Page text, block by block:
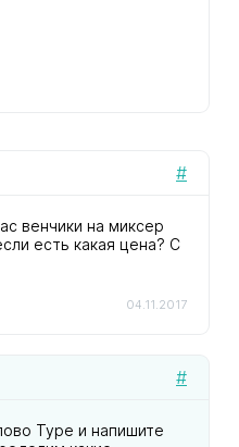
#
04.11.2017
венчики на миксер
есть какая цена? С
#
Type и напишите